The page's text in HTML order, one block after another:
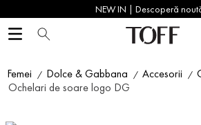
NEW IN | Descoperă
Femei Dolce & Gabbana Accesorii
Ochelari de soare logo DG